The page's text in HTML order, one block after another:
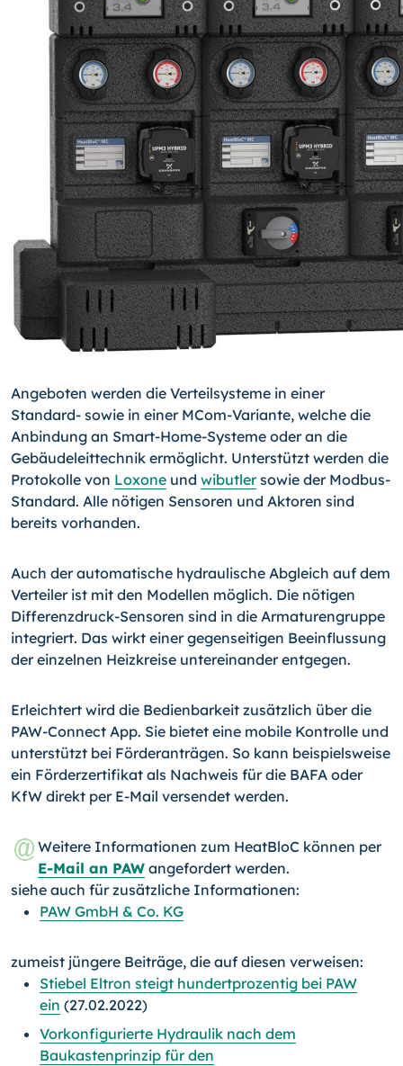
Angeboten werden die Verteilsysteme in einer
Standard- sowie in einer MCom-Va­ri­ante, welche die
Anbindung an Smart-Home-Systeme oder an die
Gebäudeleittechnik ermöglicht. Unterstützt werden die
Protokolle von Loxone und wibutlersowie der Mod­bus-
Standard. Alle nötigen Sensoren und Aktoren sind
bereits vorhanden.
Auch der automatische hydraulische Abgleich auf dem
Verteiler ist mit den Modellen möglich. Die nötigen
Differenzdruck-Sensoren sind in die Armaturengruppe
integriert. Das wirkt einer gegenseitigen Beeinflussung
der einzelnen Heizkreise untereinander entgegen.
Erleichtert wird die Bedienbarkeit zusätzlich über die
PAW-Connect App. Sie bietet eine mobile Kontrolle und
unterstützt bei Förderanträgen. So kann beispielsweise
ein Förderzertifikat als Nachweis für die BAFA oder
KfW direkt per E-Mail versendet werden.
Weitere Informationen zum HeatBloC können per
E-Mail an PAW angefordert werden.
siehe auch für zusätzliche Informationen:
PAW GmbH & Co. KG
zumeist jüngere Beiträge, die auf diesen verweisen:
Stiebel Eltron steigt hundertprozentig bei PAW
ein (27.02.2022)
Vorkonfigurierte Hydraulik nach dem
Baukastenprinzip für den